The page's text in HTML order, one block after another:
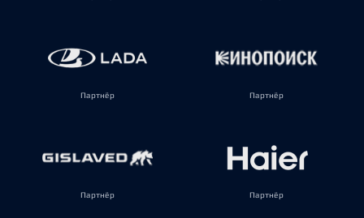
Партнёр Партнёр
Партнёр Партнёр